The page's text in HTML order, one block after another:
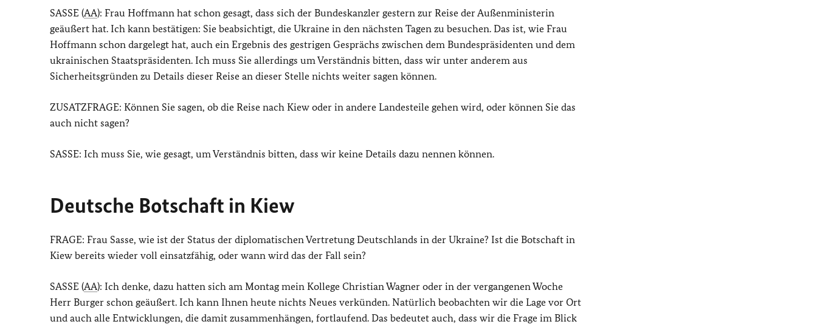
SASSE (AA): Frau Hoffmann hat schon gesagt, dass sich der Bundeskanzler gestern zur Reise der Außenministerin
geäußert hat. Ich kann bestätigen: Sie beabsichtigt, die Ukraine in den nächsten Tagen zu besuchen. Das ist, wie Frau
Hoffmann schon dargelegt hat, auch ein Ergebnis des gestrigen Gesprächs zwischen dem Bundespräsidenten und dem
ukrainischen Staatspräsidenten. Ich muss Sie allerdings um Verständnis bitten, dass wir unter anderem aus
Sicherheitsgründen zu Details dieser Reise an dieser Stelle nichts weiter sagen können.
ZUSATZFRAGE: Können Sie sagen, ob die Reise nach Kiew oder in andere Landesteile gehen wird, oder können Sie das
auch nicht sagen?
SASSE: Ich muss Sie, wie gesagt, um Verständnis bitten, dass wir keine Details dazu nennen können.
Deutsche Botschaft in Kiew
FRAGE: Frau Sasse, wie ist der Status der diplomatischen Vertretung Deutschlands in der Ukraine? Ist die Botschaft in
Kiew bereits wieder voll einsatzfähig, oder wann wird das der Fall sein?
SASSE (AA): Ich denke, dazu hatten sich am Montag mein Kollege Christian Wagner oder in der vergangenen Woche
Herr Burger schon geäußert. Ich kann Ihnen heute nichts Neues verkünden. Natürlich beobachten wir die Lage vor Ort
und auch alle Entwicklungen, die damit zusammenhängen, fortlaufend. Das bedeutet auch, dass wir die Frage im Blick